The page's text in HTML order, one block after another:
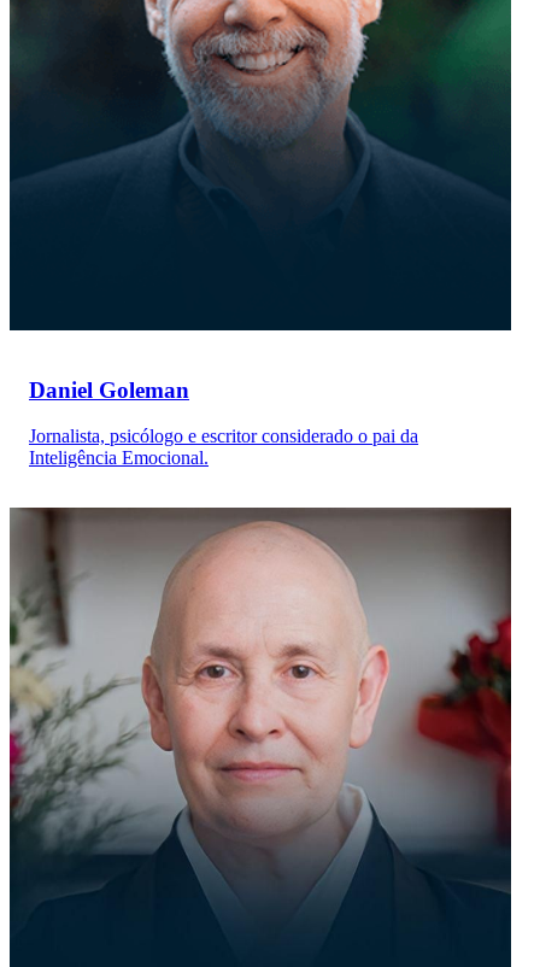
Daniel Goleman
Jornalista, psicólogo e escritor considerado o pai da
Inteligência Emocional.